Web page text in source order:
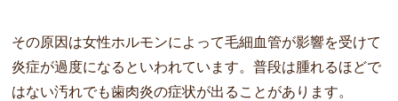
その原因は女性ホルモンによって毛細血管が影響を受けて
炎症が過度になるといわれています。普段は腫れるほどで
はない汚れでも歯肉炎の症状が出ることがあります。